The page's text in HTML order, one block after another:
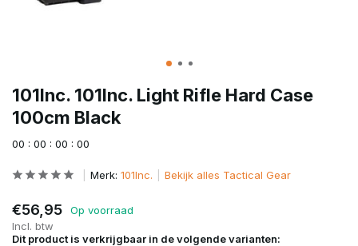
101Inc. 101Inc. Light Rifle Hard Case
100cm Black
00 : 00 : 00 : 00
Merk: 101Inc. Bekijk alles Tactical Gear
€56,95
Op voorraad
Incl. btw
Dit product is verkrijgbaar in de volgende varianten: